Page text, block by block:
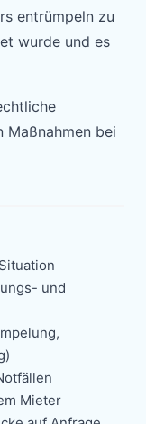
entrümpeln zu
wurde und es
Maßnahmen bei
und
Mieter